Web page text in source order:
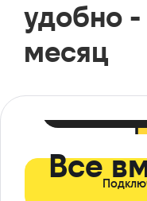
удобно -
месяц
Все